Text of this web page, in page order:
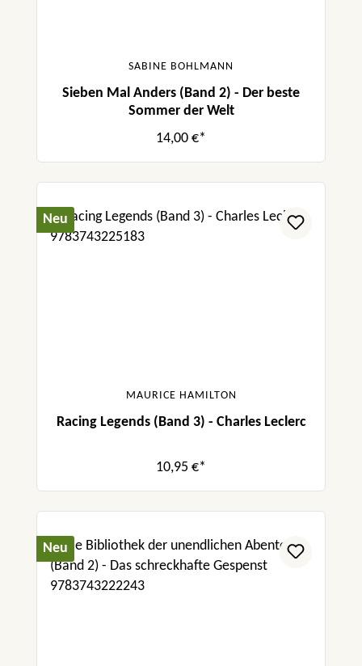
SABINE BOHLMANN
Sieben Mal Anders (Band 2) - Der beste
Sommer der Welt
14,00 €*
Neu
MAURICE HAMILTON
Racing Legends (Band 3) - Charles Leclerc
10,95 €*
Neu